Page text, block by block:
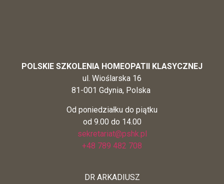
POLSKIE SZKOLENIA HOMEOPATII KLASYCZNEJ
ul. Wioślarska 16
81-001 Gdynia, Polska
Od poniedziałku do piątku
od 9.00 do 14.00
sekretariat@pshk.pl
+48 789 482 708
DR ARKADIUSZ